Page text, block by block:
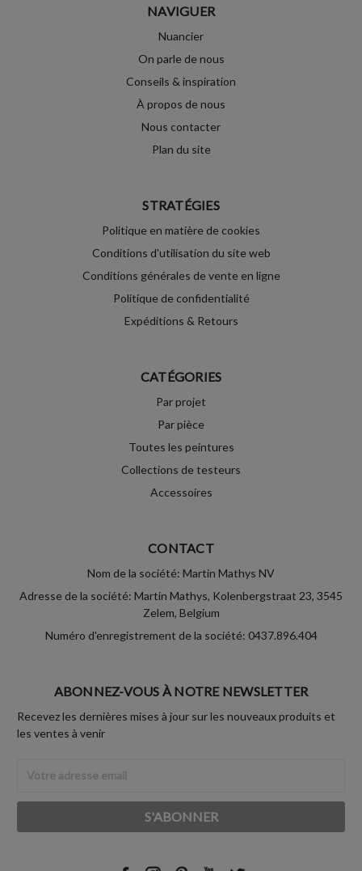
NAVIGUER
Nuancier
On parle de nous
Conseils & inspiration
À propos de nous
Nous contacter
Plan du site
STRATÉGIES
Politique en matière de cookies
Conditions d'utilisation du site web
Conditions générales de vente en ligne
Politique de confidentialité
Expéditions & Retours
CATÉGORIES
Par projet
Par pièce
Toutes les peintures
Collections de testeurs
Accessoires
CONTACT
Nom de la société: Martin Mathys NV
Adresse de la société: Martin Mathys, Kolenbergstraat 23, 3545
Zelem, Belgium
Numéro d'enregistrement de la société: 0437.896.404
ABONNEZ-VOUS À NOTRE NEWSLETTER
Recevez les dernières mises à jour sur les nouveaux produits et
les ventes à venir
Email